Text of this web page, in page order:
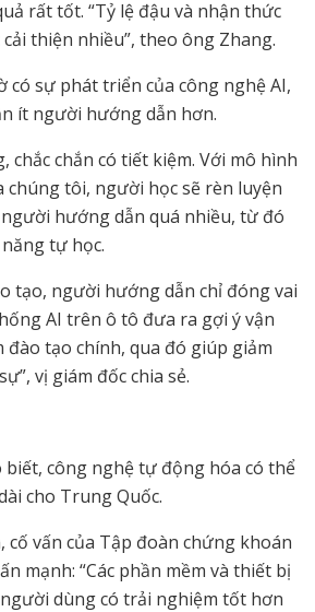
rất tốt. “Tỷ lệ đậu và nhận thức
thiện nhiều”, theo ông Zhang.
có sự phát triển của công nghệ AI,
ít người hướng dẫn hơn.
chắc chắn có tiết kiệm. Với mô hình
chúng tôi, người học sẽ rèn luyện
hướng dẫn quá nhiều, từ đó
tự học.
tạo, người hướng dẫn chỉ đóng vai
AI trên ô tô đưa ra gợi ý vận
đào tạo chính, qua đó giúp giảm
vị giám đốc chia sẻ.
biết, công nghệ tự động hóa có thể
cho Trung Quốc.
cố vấn của Tập đoàn chứng khoán
mạnh: “Các phần mềm và thiết bị
dùng có trải nghiệm tốt hơn